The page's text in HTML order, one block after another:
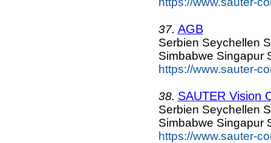
37. AGB
Serbien Seychellen
Simbabwe Singapur
https://www.sauter-
38. SAUTER Vision
Serbien Seychellen
Simbabwe Singapur
https://www.sauter-